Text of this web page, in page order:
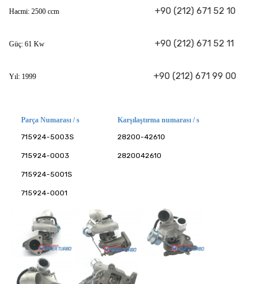
Hacmi: 2500 ccm +90 (212) 671 52 10
Güç: 61 Kw +90 (212) 671 52 11
Yıl: 1999 +90 (212) 671 99 00
Parça Numarası / s
715924-5003S
715924-0003
715924-5001S
715924-0001
Karşılaştırma numarası / s
28200-42610
2820042610